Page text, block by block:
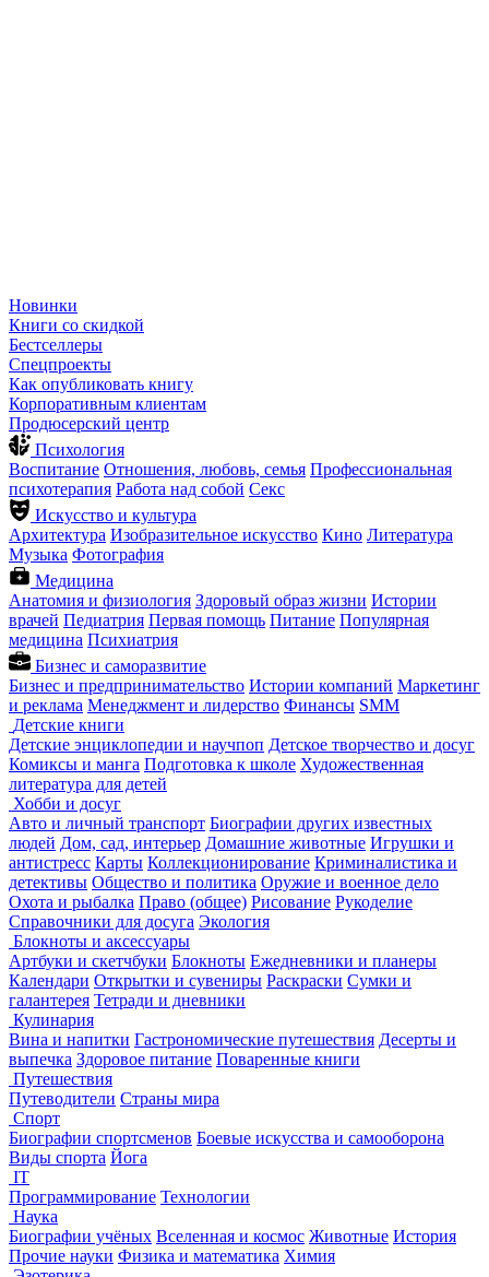
Новинки
Книги со скидкой
Бестселлеры
Спецпроекты
Как опубликовать книгу
Корпоративным клиентам
Продюсерский центр
Психология
Воспитание Отношения, любовь, семья Профессиональная
психотерапия Работа над собой Секс
Искусство и культура
Архитектура Изобразительное искусство Кино Литература
Музыка Фотография
Медицина
Анатомия и физиология Здоровый образ жизни Истории
врачей Педиатрия Первая помощь Питание Популярная
медицина Психиатрия
Бизнес и саморазвитие
Бизнес и предпринимательство Истории компаний Маркетинг
и реклама Менеджмент и лидерство Финансы SMM
Детские книги
Детские энциклопедии и научпоп Детское творчество и досуг
Комиксы и манга Подготовка к школе Художественная
литература для детей
Хобби и досуг
Авто и личный транспорт Биографии других известных
людей Дом, сад, интерьер Домашние животные Игрушки и
антистресс Карты Коллекционирование Криминалистика и
детективы Общество и политика Оружие и военное дело
Охота и рыбалка Право (общее) Рисование Рукоделие
Справочники для досуга Экология
Блокноты и аксессуары
Артбуки и скетчбуки Блокноты Ежедневники и планеры
Календари Открытки и сувениры Раскраски Сумки и
галантерея Тетради и дневники
Кулинария
Вина и напитки Гастрономические путешествия Десерты и
выпечка Здоровое питание Поваренные книги
Путешествия
Путеводители Страны мира
Спорт
Биографии спортсменов Боевые искусства и самооборона
Виды спорта Йога
IT
Программирование Технологии
Наука
Биографии учёных Вселенная и космос Животные История
Прочие науки Физика и математика Химия